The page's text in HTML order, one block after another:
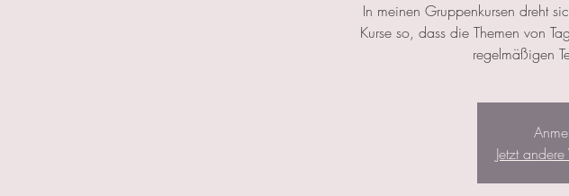
In meinen Gruppenkursen dreht
Kurse so, dass die Themen von
regelmäßigen
Jetzt